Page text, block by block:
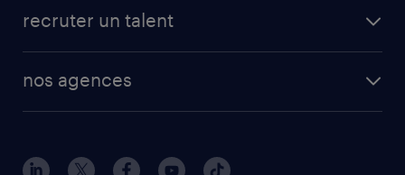
créer un compte candidat
manutentionnaire
recruter un talent
solutions opérationnelles
contact entreprise
nos agences
nos agences par ville